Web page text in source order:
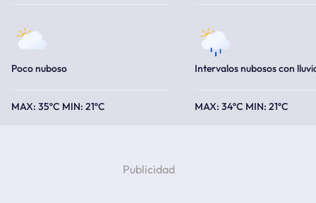
Poco nuboso
35ºC 21ºC
Intervalos nubosos con
34ºC 21ºC